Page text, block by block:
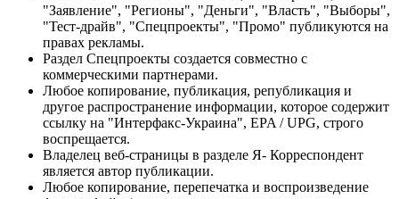
"Заявление", "Регионы", "Деньги", "Власть", "Выборы",
"Тест-драйв", "Спецпроекты", "Промо" публикуются на
правах рекламы.
Раздел Спецпроекты создается совместно с
коммерческими партнерами.
Любое копирование, публикация, републикация и
другое распространение информации, которое содержит
ссылку на "Интерфакс-Украина", EPA / UPG, строго
воспрещается.
Владелец веб-страницы в разделе Я- Корреспондент
является автор публикации.
Любое копирование, перепечатка и воспроизведение